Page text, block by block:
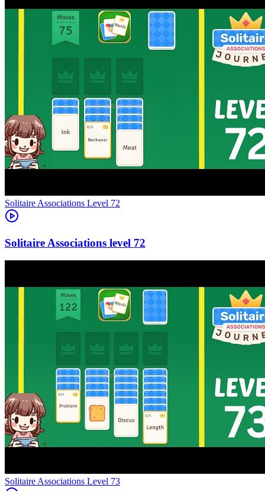
Level 72
72
Level 73